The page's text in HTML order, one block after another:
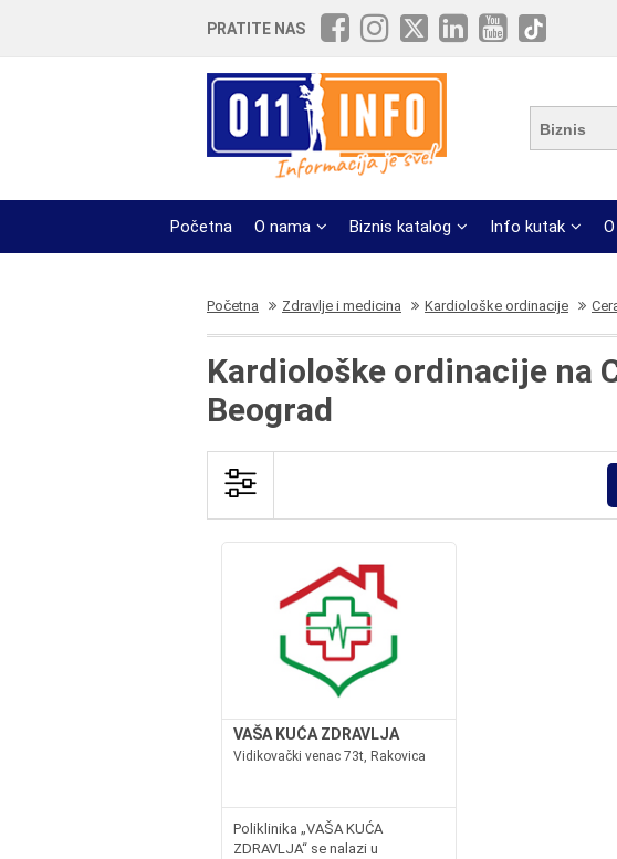
PRATITE NAS
Biznis
Početna O nama Biznis katalog Info kutak
Početna Zdravlje i medicina Kardiološke ordinacije
Kardiološke ordinacije na
Beograd
VAŠA KUĆA ZDRAVLJA
Vidikovački venac 73t, Rakovica
Poliklinika „VAŠA KUĆA
ZDRAVLJA“ se nalazi u